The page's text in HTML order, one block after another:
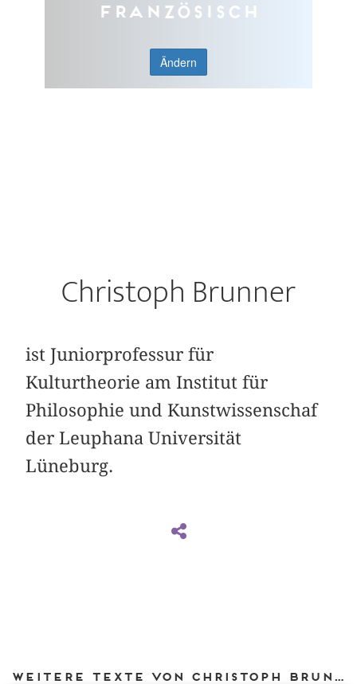
Französisch
Ändern
Christoph Brunner
ist Juniorprofessur für
Kulturtheorie am Institut für
Philosophie und Kunstwissenschaf
der Leuphana Universität
Lüneburg.
Weitere Texte von Christoph Brunner bei DIAPHANES